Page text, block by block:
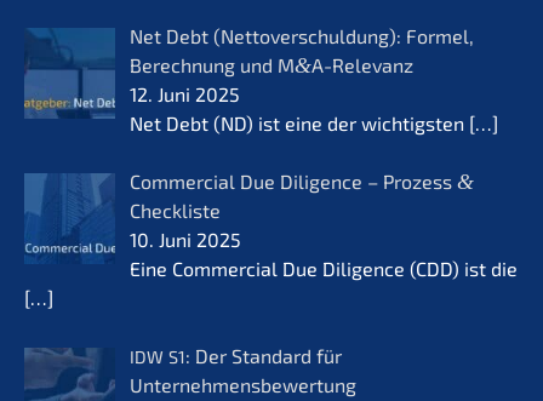
Net Debt (Netto­ver­schul­dung): Formel,
Berech­nung und M&A-Relevanz
12. Juni 2025
Net Debt (ND) ist eine der wichtigs­ten […]
Commer­cial Due Diligence – Prozess &
Checkliste
10. Juni 2025
Eine Commer­cial Due Diligence (CDD) ist die
[…]
IDW S1: Der Standard für
Unternehmensbewertung